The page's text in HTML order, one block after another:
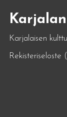
Karjalaisen
Rekisteriseloste